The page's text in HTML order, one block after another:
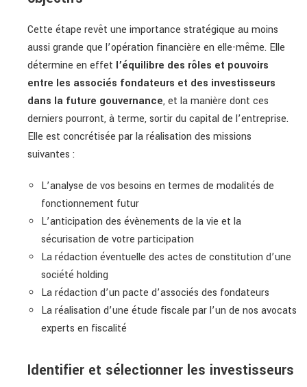
Cette étape revêt une importance stratégique au moins
aussi grande que l’opération financière en elle-même. Elle
détermine en effet l’équilibre des rôles et pouvoirs
entre les associés fondateurs et des investisseurs
dans la future gouvernance, et la manière dont ces
derniers pourront, à terme, sortir du capital de l’entreprise.
Elle est concrétisée par la réalisation des missions
suivantes :
L’analyse de vos besoins en termes de modalités de
fonctionnement futur
L’anticipation des évènements de la vie et la
sécurisation de votre participation
La rédaction éventuelle des actes de constitution d’une
société holding
La rédaction d’un pacte d’associés des fondateurs
La réalisation d’une étude fiscale par l’un de nos avocats
experts en fiscalité
Identifier et sélectionner les investisseurs